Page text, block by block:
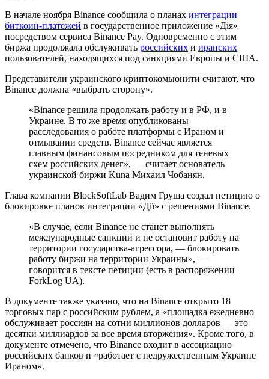
В начале ноября Binance сообщила о планах интеграции
биткоин-платежей в государственное приложение «Дія»
посредством сервиса Binance Pay. Одновременно с этим
биржа продолжала обслуживать российских и иранских
пользователей, находящихся под санкциями Европы и США.
Представители украинского криптокомьюнити считают, что
Binance должна «выбрать сторону».
«Binance решила продолжать работу и в РФ, и в
Украине. В то же время опубликованы
расследования о работе платформы с Ираном и
отмывании средств. Binance сейчас является
главным финансовым посредником для теневых
схем российских денег», — считает основатель
украинской биржи Kuna Михаил Чобанян.
Глава компании BlockSoftLab Вадим Груша создал петицию о
блокировке планов интеграции «Дiї» с решениями Binance.
«В случае, если Binance не станет выполнять
международные санкции и не остановит работу на
территории государства-агрессора, — блокировать
работу биржи на территории Украины», —
говорится в тексте петиции (есть в распоряжении
ForkLog UA).
В документе также указано, что на Binance открыто 18
торговых пар с российским рублем, а «площадка ежедневно
обслуживает россиян на сотни миллионов долларов — это
десятки миллиардов за все время вторжения». Кроме того, в
документе отмечено, что Binance входит в ассоциацию
российских банков и «работает с недружественным Украине
Ираном».